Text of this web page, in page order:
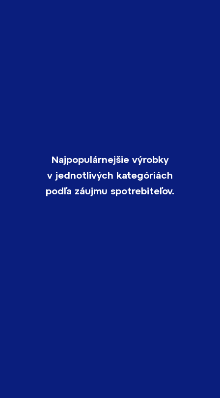
Najpopulárnejšie výrobky
v jednotlivých kategóriách
podľa záujmu spotrebiteľov.